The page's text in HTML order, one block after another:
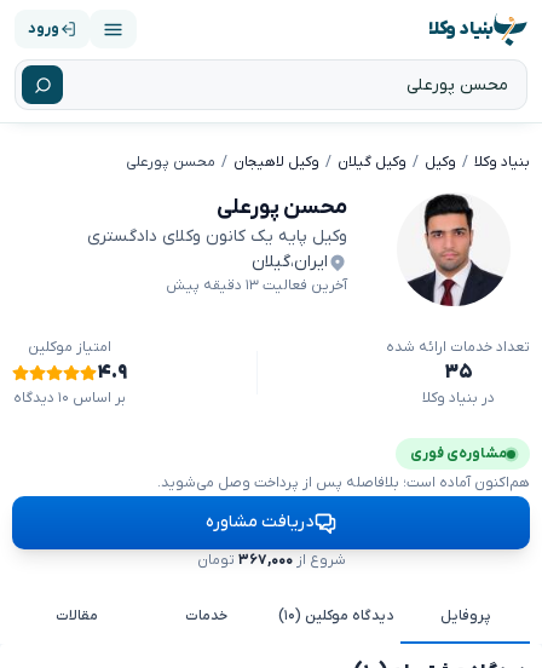
بنیاد وکلا ورود
بنیاد وکلا وکیل وکیل گیلان وکیل لاهیجان محسن پورعلی
محسن پورعلی
وکیل پایه یک کانون وکلای دادگستری
ایران،گیلان
آخرین فعالیت ۱۳ دقیقه پیش
تعداد خدمات ارائه شده
۳۵
در بنیاد وکلا
امتیاز موکلین
۴.۹
بر اساس ۱۰ دیدگاه
مشاوره‌ی فوری
هم‌اکنون آماده است؛ بلافاصله پس از پرداخت وصل می‌شوید.
دریافت مشاوره
شروع از۳۶۷,۰۰۰ تومان
پروفایل دیدگاه موکلین (۱۰) خدمات مقالات